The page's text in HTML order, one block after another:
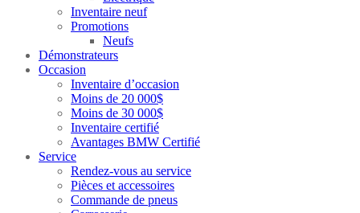
Inventaire neuf
Promotions
Neufs
Démonstrateurs
Occasion
Inventaire d’occasion
Moins de 20 000$
Moins de 30 000$
Inventaire certifié
Avantages BMW Certifié
Service
Rendez-vous au service
Pièces et accessoires
Commande de pneus